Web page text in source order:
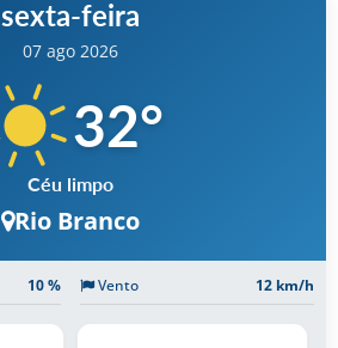
sexta-feira
07 ago 2026
32°
Céu limpo
Rio Branco
10 % Vento 12 km/h